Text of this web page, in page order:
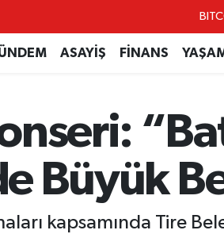
ASAYİŞ FİNANS
Büyük
kapsamında Tire